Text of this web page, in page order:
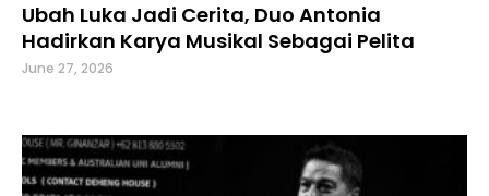
Ubah Luka Jadi Cerita, Duo Antonia
Hadirkan Karya Musikal Sebagai Pelita
June 27, 2026